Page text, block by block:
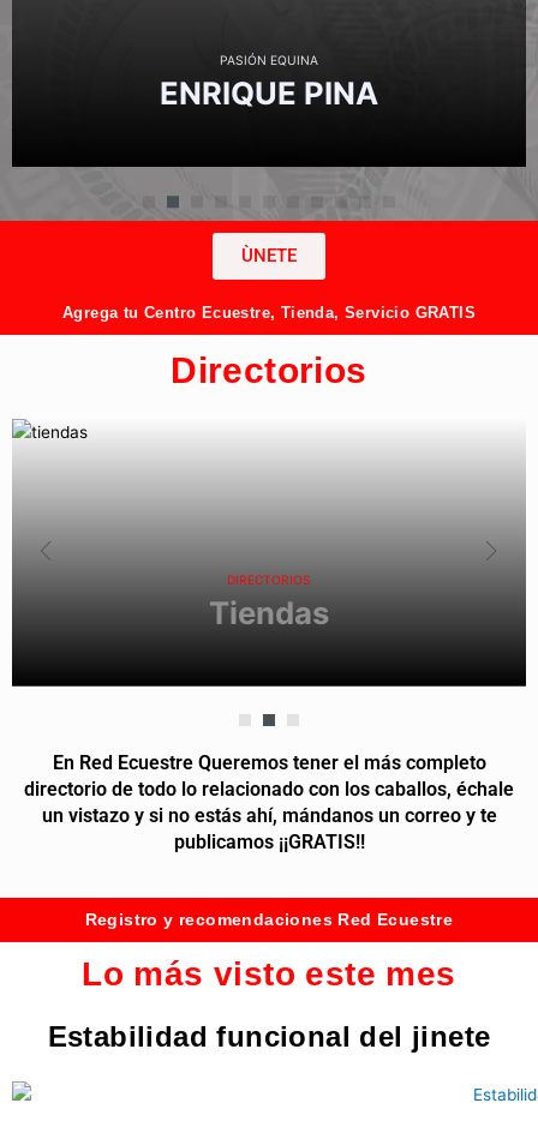
PASIÓN EQUINA
ENRIQUE PINA
ÙNETE
Agrega tu Centro Ecuestre, Tienda, Servicio GRATIS
Directorios
DIRECTORIOS
Tiendas
En Red Ecuestre Queremos tener el más completo
directorio de todo lo relacionado con los caballos, échale
un vistazo y si no estás ahí, mándanos un correo y te
publicamos ¡¡GRATIS!!
Registro y recomendaciones Red Ecuestre
Lo más visto este mes
Estabilidad funcional del jinete